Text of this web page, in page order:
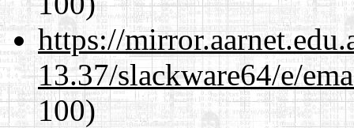
https://
13.37/slackware64/e/
100)